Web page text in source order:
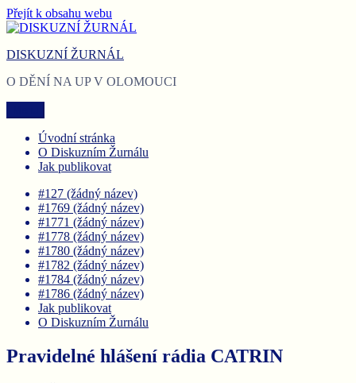
Přejít k obsahu webu
DISKUZNÍ ŽURNÁL
O DĚNÍ NA UP V OLOMOUCI
Úvodní stránka
O Diskuzním Žurnálu
Jak publikovat
#127 (žádný název)
#1769 (žádný název)
#1771 (žádný název)
#1778 (žádný název)
#1780 (žádný název)
#1782 (žádný název)
#1784 (žádný název)
#1786 (žádný název)
Jak publikovat
O Diskuzním Žurnálu
Pravidelné hlášení rádia CATRIN